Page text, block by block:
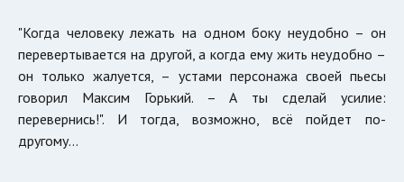
"Когда человеку лежать на одном боку неудобно – он
перевертывается на другой, а когда ему жить неудобно –
он только жалуется, – устами персонажа своей пьесы
говорил Максим Горький. – А ты сделай усилие:
перевернись!". И тогда, возможно, всё пойдет по-
другому…